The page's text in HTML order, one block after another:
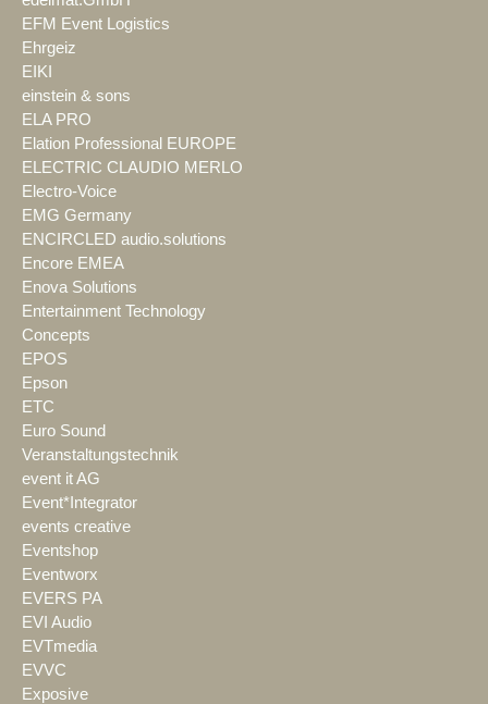
EFM Event Logistics
Ehrgeiz
EIKI
einstein & sons
ELA PRO
Elation Professional EUROPE
ELECTRIC CLAUDIO MERLO
Electro-Voice
EMG Germany
ENCIRCLED audio.solutions
Encore EMEA
Enova Solutions
Entertainment Technology
Concepts
EPOS
Epson
ETC
Euro Sound
Veranstaltungstechnik
event it AG
Event*Integrator
events creative
Eventshop
Eventworx
EVERS PA
EVI Audio
EVTmedia
EVVC
Exposive